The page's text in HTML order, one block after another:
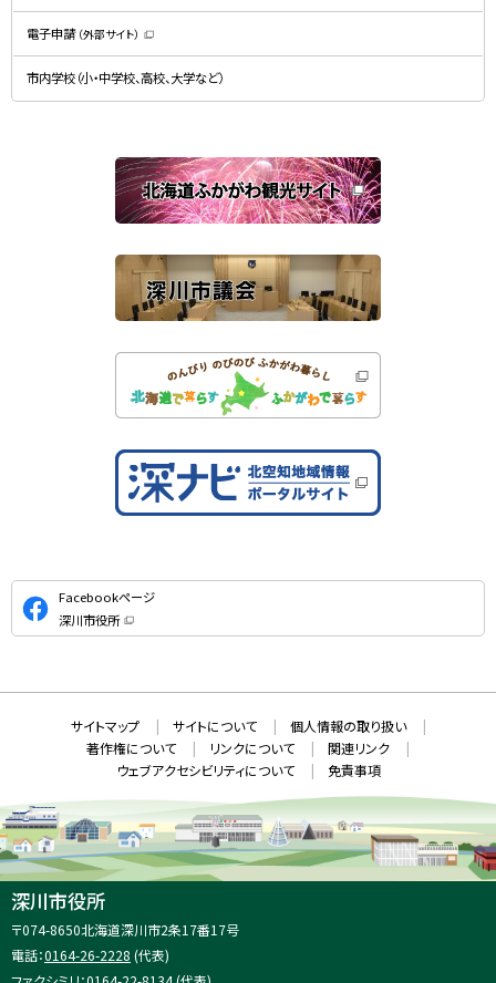
すで
す
）
電子申請 （外部サイト）
新
規
ウ
ン
開
き
ま
す
）
市内学校（小・中学校、高校、大学など）
公
式
S
Facebookページ
深川市役所
（
ン
で
開
き
ま
す
メ
ニ
ュ
ー
報
サイトマップ サイトについて
個人情報の取り扱い
著作権について
リンクについて
関連リンク
ウェブアクセシビリティについて
免責事項
深川市役所
住
所
〒074-8650北海道深川市2条17番17号
電話：0164-26-2228 (代表)